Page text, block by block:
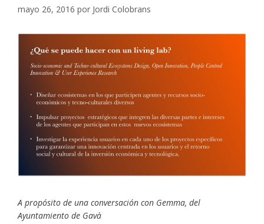
mayo 26, 2016 por Jordi Colobrans
A propósito de una conversación con Gemma, del
Ayuntamiento de Gavà